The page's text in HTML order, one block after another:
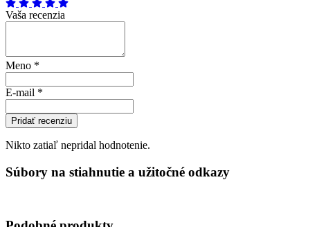
Vaša recenzia
Meno *
E-mail *
Pridať recenziu
Nikto zatiaľ nepridal hodnotenie.
Súbory na stiahnutie a užitočné odkazy